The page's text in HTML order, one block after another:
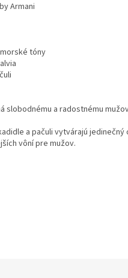
Armani
tóny
slobodnému a radostnému
a pačuli vytvárajú
vôní pre mužov.